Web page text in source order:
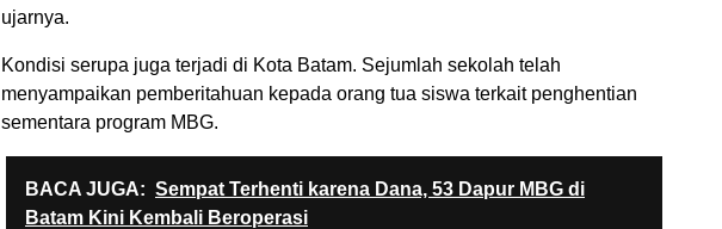
ujarnya.
Kondisi serupa juga terjadi di Kota Batam. Sejumlah sekolah telah
menyampaikan pemberitahuan kepada orang tua siswa terkait penghentian
sementara program MBG.
BACA JUGA: Sempat Terhenti karena Dana, 53 Dapur MBG di
Batam Kini Kembali Beroperasi